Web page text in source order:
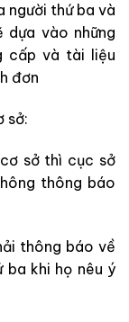
người thứ ba và
dựa vào những
cấp và tài liệu
đơn
sở:
sở thì cục sở
thông báo
thông báo về
ba khi họ nêu ý